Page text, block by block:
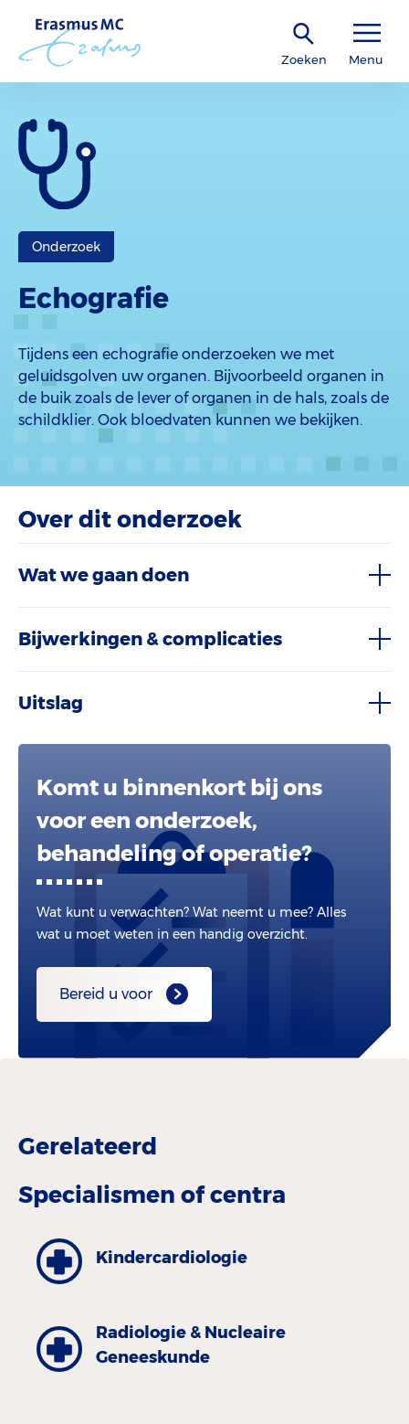
Zoeken Menu
Onderzoek
Echografie
Tijdens een echografie onderzoeken we met
geluidsgolven uw organen. Bijvoorbeeld organen in
de buik zoals de lever of organen in de hals, zoals de
schildklier. Ook bloedvaten kunnen we bekijken.
Over dit onderzoek
Wat we gaan doen
Bijwerkingen & complicaties
Uitslag
Komt u binnenkort bij ons
voor een onderzoek,
behandeling of operatie?
Wat kunt u verwachten? Wat neemt u mee? Alles
wat u moet weten in een handig overzicht.
Bereid u voor
Gerelateerd
Specialismen of centra
Kinder­cardiologie
Radiologie & Nucleaire
Geneeskunde